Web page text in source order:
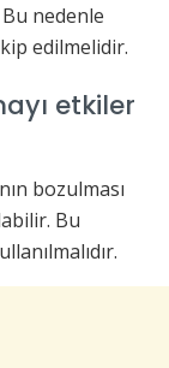
nedenle
edilmelidir.
etkiler
bozulması
Bu